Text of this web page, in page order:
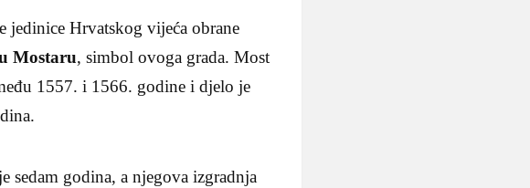
jedinice Hrvatskog vijeća obrane
Mostaru, simbol ovoga grada. Most
1557. i 1566. godine i djelo je
sedam godina, a njegova izgradnja